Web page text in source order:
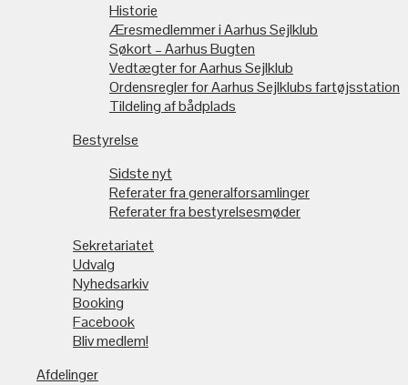
Historie
Æresmedlemmer i Aarhus Sejlklub
Søkort – Aarhus Bugten
Vedtægter for Aarhus Sejlklub
Ordensregler for Aarhus Sejlklubs fartøjsstation
Tildeling af bådplads
Bestyrelse
Sidste nyt
Referater fra generalforsamlinger
Referater fra bestyrelsesmøder
Sekretariatet
Udvalg
Nyhedsarkiv
Booking
Facebook
Bliv medlem!
Afdelinger